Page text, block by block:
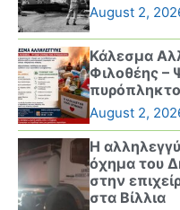
August 2,
Κάλεσμα
Φιλοθέης –
August 2,
Η
όχημα του
στην
στα Βίλλια